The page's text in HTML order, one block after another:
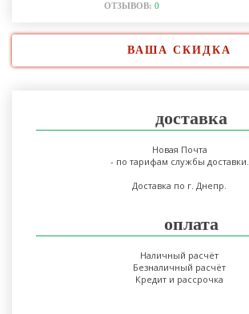
ОТЗЫВОВ: 0
ВАША СКИДКА
доставка
Новая Почта
- по тарифам службы доставки.
Доставка по г. Днепр.
оплата
Наличный расчёт
Безналичный расчёт
Кредит и рассрочка